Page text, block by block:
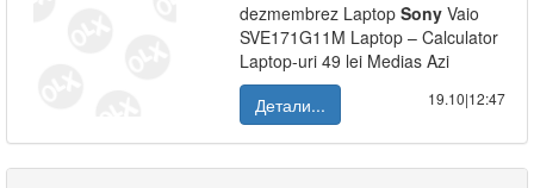
dezmembrez Laptop Sony Vaio
SVE171G11M Laptop – Calculator
Laptop-uri 49 lei Medias Azi
Детали...
19.10|12:47